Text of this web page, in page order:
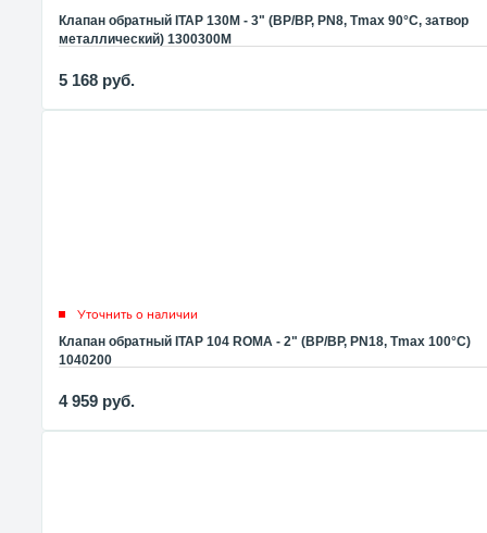
Клапан обратный ITAP 130M - 3" (ВР/ВР, PN8, Tmax 90°C, затвор
металлический) 1300300M
5 168 руб.
Уточнить о наличии
Клапан обратный ITAP 104 ROMA - 2" (ВР/ВР, PN18, Tmax 100°С)
1040200
4 959 руб.